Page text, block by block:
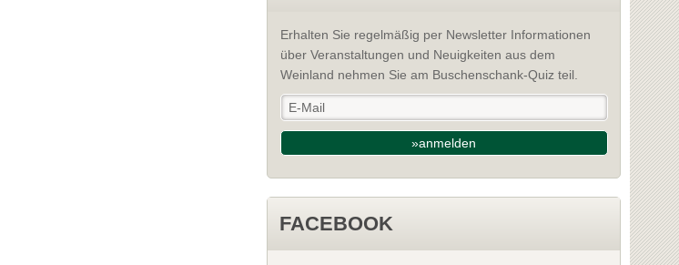
Erhalten Sie regelmäßig per Newsletter Informationen
über Veranstaltungen und Neuigkeiten aus dem
Weinland nehmen Sie am Buschenschank-Quiz teil.
»anmelden
FACEBOOK